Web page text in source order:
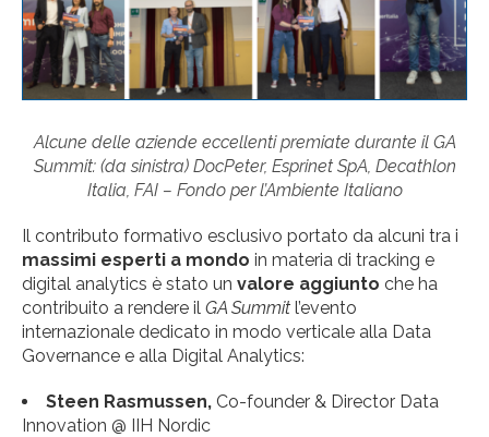
Alcune delle aziende eccellenti premiate durante il GA
Summit: (da sinistra) DocPeter, Esprinet SpA, Decathlon
Italia, FAI – Fondo per l’Ambiente Italiano
Il contributo formativo esclusivo portato da alcuni tra i
massimi esperti a mondo in materia di tracking e
digital analytics è stato un valore aggiunto che ha
contribuito a rendere il GA Summit l’evento
internazionale dedicato in modo verticale alla Data
Governance e alla Digital Analytics:
Steen Rasmussen, Co-founder & Director Data
Innovation @ IIH Nordic